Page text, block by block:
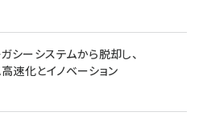
シーシステムから脱却し、
速化とイノベーション